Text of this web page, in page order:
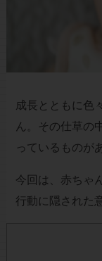
成長とともに色
ん。その仕草の
っているものが
今回は、赤ちゃ
行動に隠された